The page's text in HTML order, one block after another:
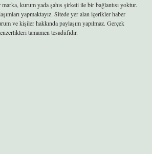
kurum yada şahıs şirketi ile bir bağlantısı yoktur.
yapmaktayız. Sitede yer alan içerikler haber
ve kişiler hakkında paylaşım yapılmaz. Gerçek
tamamen tesadüfidir.